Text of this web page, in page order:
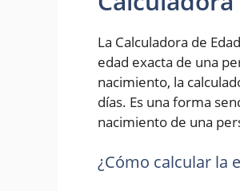
La Calculadora de
edad exacta de una
nacimiento, la
días. Es una forma
nacimiento de una
¿Cómo calcular la